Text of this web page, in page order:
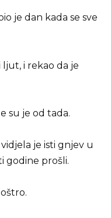
je dan kada se sve
i rekao da je
su je od tada.
je isti gnjev u
godine prošli.